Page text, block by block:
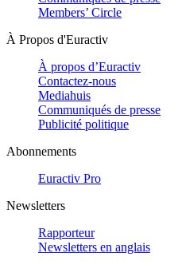
Members’ Circle
À Propos d'Euractiv
À propos d’Euractiv
Contactez-nous
Mediahuis
Communiqués de presse
Publicité politique
Abonnements
Euractiv Pro
Newsletters
Rapporteur
Newsletters en anglais